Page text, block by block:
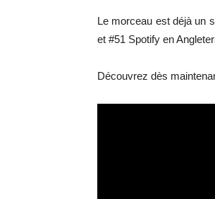
Le morceau est déjà un
et #51 Spotify en
Découvrez dès